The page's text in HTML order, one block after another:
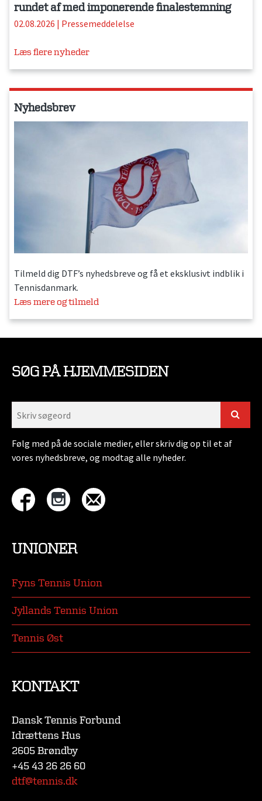
rundet af med imponerende finalestemning
02.08.2026 | Pressemeddelelse
Læs flere nyheder
Nyhedsbrev
Tilmeld dig DTF’s nyhedsbreve og få et eksklusivt indblik i
Tennisdanmark.
Læs mere og tilmeld
SØG PÅ HJEMMESIDEN
Følg med på de sociale medier, eller skriv dig op til et af
vores nyhedsbreve, og modtag alle nyheder.
UNIONER
Fyns Tennis Union
Jyllands Tennis Union
Tennis Øst
KONTAKT
Dansk Tennis Forbund
Idrættens Hus
2605 Brøndby
+45 43 26 26 60
dtf@tennis.dk